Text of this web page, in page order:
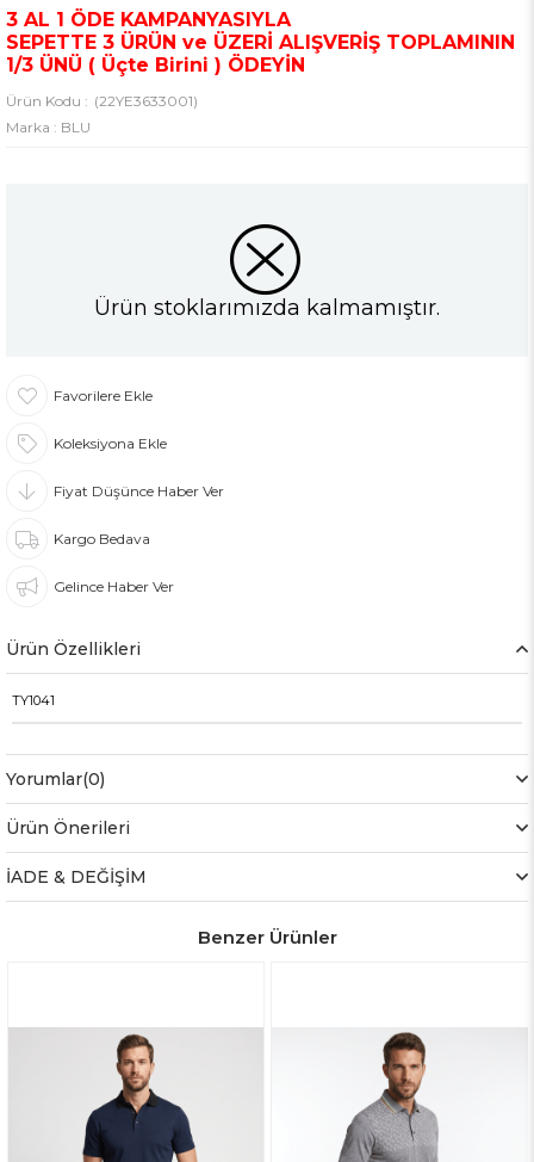
3 AL 1 ÖDE KAMPANYASIYLA
SEPETTE 3 ÜRÜN ve ÜZERİ ALIŞVERİŞ TOPLAMININ
1/3 ÜNÜ ( Üçte Birini ) ÖDEYİN
(22YE3633001)
Marka : BLU
Ürün stoklarımızda kalmamıştır.
Favorilere Ekle
Koleksiyona Ekle
Fiyat Düşünce Haber Ver
Kargo Bedava
Gelince Haber Ver
Ürün Özellikleri
TY1041
Yorumlar(0)
Ürün Önerileri
İADE & DEĞİŞİM
Benzer Ürünler